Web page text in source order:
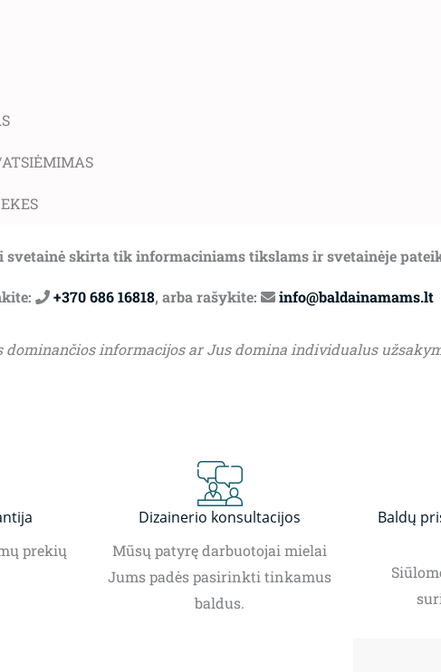
svetainė skirta tik informaciniams tikslams ir svetainėje
+370 686 16818, arba rašykite: info@baldainamams.lt
dominančios informacijos ar Jus domina individualus
prekių
Dizainerio konsultacijos
Mūsų patyrę darbuotojai mielai
Jums padės pasirinkti tinkamus
baldus.
Baldų